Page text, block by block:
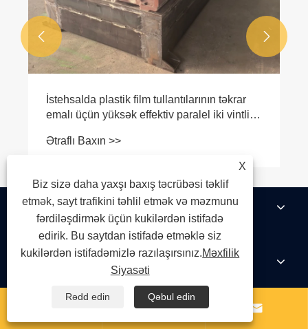
Yongte Ekstruder Elektrik İdarəetmə Şkafı
Keyfiyyəti və Dizaynı Optimallaşdırdı
Ətraflı Baxın >>
 
Haqqımızda
Məhsullar
 
X
Biz sizə daha yaxşı baxış təcrübəsi təklif
etmək, sayt trafikini təhlil etmək və məzmunu
fərdiləşdirmək üçün kukilərdən istifadə
edirik. Bu saytdan istifadə etməklə siz
kukilərdən istifadəmizlə razılaşırsınız.Məxfilik
Siyasəti
Rədd edin Qəbul edin